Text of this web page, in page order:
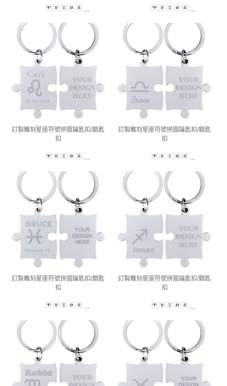
訂製雕刻星座符號拼圖鑰匙扣/鎖匙
扣
...
訂製雕刻星座符號拼圖鑰匙扣/鎖匙
扣
...
訂製雕刻星座符號拼圖鑰匙扣/鎖匙
扣
訂製雕刻星座符號拼圖鑰匙扣/鎖匙
扣